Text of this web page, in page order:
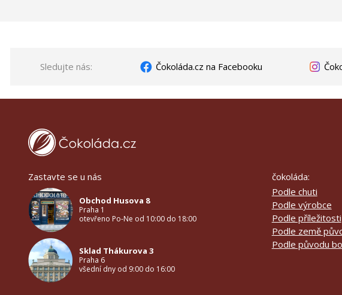
Sledujte nás: Čokoláda.cz na Facebooku
Zastavte se u nás
Obchod Husova 8
Praha 1
otevřeno Po-Ne od 10:00 do 18:00
Sklad Thákurova 3
Praha 6
všední dny od 9:00 do 16:00
čokoláda:
Podle chuti
Podle výrobce
Podle příležitosti
Podle země
Podle původu